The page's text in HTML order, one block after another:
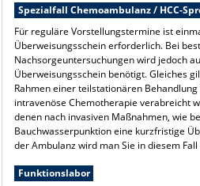
Spezialfall Chemoambulanz / HCC-
Für reguläre Vorstellungstermine ist
Überweisungsschein erforderlich. Bei
Nachsorgeuntersuchungen wird jedoch
Überweisungsschein benötigt. Gleiches
Rahmen einer teilstationären
intravenöse Chemotherapie verabreicht
denen nach invasiven Maßnahmen, wie
Bauchwasserpunktion eine kurzfristige
der Ambulanz wird man Sie in diesem
Funktionslabor